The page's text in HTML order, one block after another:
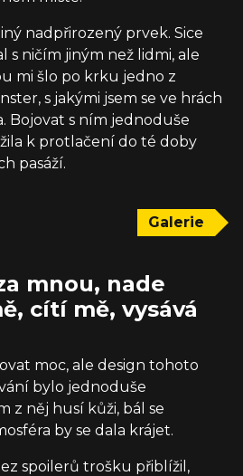
nadpřirozený prvek. Sice
s ničím jiným než lidmi, ale
mi šlo po krku jedno z
s jakými jsem se ve hrách
Bojovat s ním jednoduše
k protlačení do té doby
pasáží.
Galerie
mnou, nade
cítí mě, vysává
moc, ale design tohoto
bylo jednoduše
z něj husí kůži, bál se
by se dala krájet.
spoilerů trošku přiblížil,